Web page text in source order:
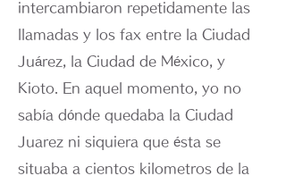
intercambiaron repetidamente las
llamadas y los fax entre la Ciudad
Juárez, la Ciudad de México, y
Kioto. En aquel momento, yo no
sabía dónde quedaba la Ciudad
Juarez ni siquiera que ésta se
situaba a cientos kilometros de la